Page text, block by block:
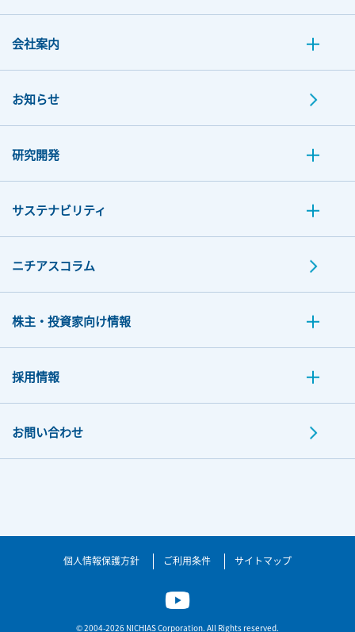
会社案内
お知らせ
研究開発
サステナビリティ
ニチアスコラム
株主・投資家向け情報
採用情報
お問い合わせ
個人情報保護方針 ご利用条件 サイトマップ
© 2004-2026 NICHIAS Corporation. All Rights reserved.